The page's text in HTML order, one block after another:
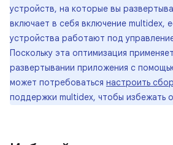
устройств, на которые вы
включает в себя включение multidex,
устройства работают под
Поскольку эта оптимизация
развертывании приложения с
может потребоваться настроить
поддержки multidex, чтобы избежать